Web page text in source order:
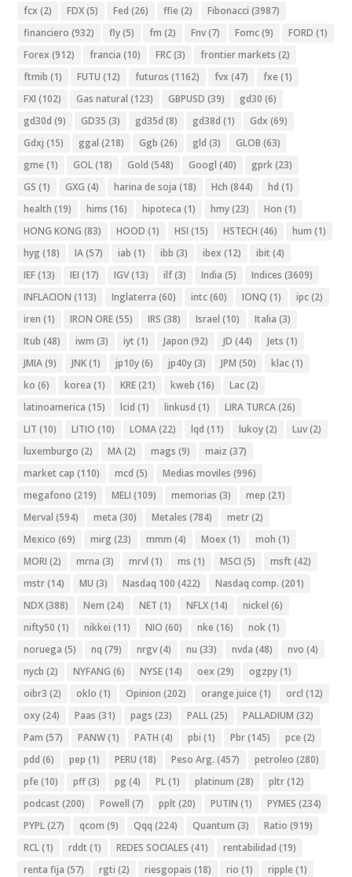
fcx (2) FDX(5) Fed (26) ffie (2) Fibonacci (3987)
financiero (932) fly(5) fm (2) Fnv(7) Fomc(9) FORD (1)
Forex (912) francia (10) FRC(3) frontier markets (2)
ftmib (1) FUTU (12) futuros (1162) fvx (47) fxe (1)
FXI (102) Gas natural (123) GBPUSD (39) gd30 (6)
gd30d (9) GD35 (3) gd35d (8) gd38d (1) Gdx (69)
Gdxj (15) ggal (218) Ggb (26) gld (3) GLOB (63)
gme (1) GOL(18) Gold (548) Googl (40) gprk(23)
GS (1) GXG (4) harina de soja (18) Hch (844) hd (1)
health (19) hims (16) hipoteca (1) hmy(23) Hon (1)
HONG KONG (83) HOOD (1) HSI (15) HSTECH (46) hum (1)
hyg (18) IA(57) iab (1) ibb (3) ibex (12) ibit (4)
IEF(13) IEI (17) IGV(13) ilf(3) India (5) Indices (3609)
INFLACION (113) Inglaterra (60) intc(60) IONQ (1) ipc(2)
iren (1) IRON ORE(55) IRS (38) Israel (10) Italia (3)
Itub (48) iwm (3) iyt (1) Japon (92) JD (44) Jets (1)
JMIA(9) JNK(1) jp10y(6) jp40y(3) JPM (50) klac(1)
ko (6) korea (1) KRE(21) kweb (16) Lac(2)
latinoamerica (15) lcid (1) linkusd (1) LIRA TURCA(26)
LIT (10) LITIO (10) LOMA(22) lqd (11) lukoy(2) Luv(2)
luxemburgo (2) MA(2) mags (9) maiz (37)
market cap (110) mcd (5) Medias moviles (996)
megafono (219) MELI (109) memorias (3) mep (21)
Merval (594) meta (30) Metales (784) metr(2)
Mexico (69) mirg (23) mmm (4) Moex (1) moh (1)
MORI (2) mrna (3) mrvl (1) ms (1) MSCI (5) msft (42)
mstr(14) MU (3) Nasdaq 100 (422) Nasdaq comp. (201)
NDX(388) Nem (24) NET (1) NFLX(14) nickel (6)
nifty50 (1) nikkei (11) NIO (60) nke (16) nok(1)
noruega (5) nq (79) nrgv(4) nu (33) nvda (48) nvo (4)
nycb (2) NYFANG (6) NYSE(14) oex (29) ogzpy(1)
oibr3 (2) oklo (1) Opinion (202) orange juice (1) orcl (12)
oxy(24) Paas (31) pags (23) PALL(25) PALLADIUM (32)
Pam (57) PANW(1) PATH (4) pbi (1) Pbr(145) pce (2)
pdd (6) pep (1) PERU (18) Peso Arg. (457) petroleo (280)
pfe (10) pff(3) pg (4) PL(1) platinum (28) pltr(12)
podcast (200) Powell (7) pplt (20) PUTIN (1) PYMES (234)
PYPL(27) qcom (9) Qqq (224) Quantum (3) Ratio (919)
RCL(1) rddt (1) REDES SOCIALES (41) rentabilidad (19)
renta fija (57) rgti (2) riesgopais (18) rio (1) ripple (1)